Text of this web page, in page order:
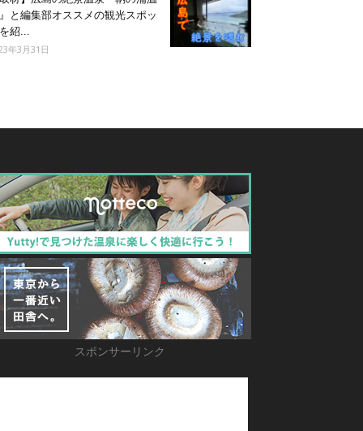
と編集部オススメの観光スポッ
紹...
年3月31日
スポンサーリンク